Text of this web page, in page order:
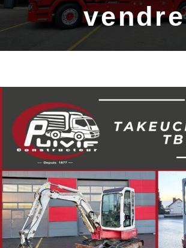
vendre